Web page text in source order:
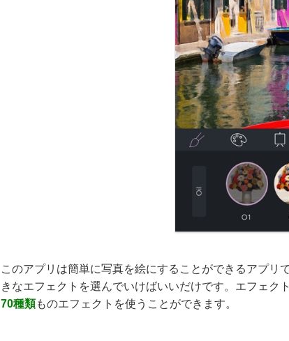
このアプリは簡単に写真を絵にすることができるアプ
きなエフェクトを選んでいけばいいだけです。エフェク
70種類ものエフェクトを使うことができます。